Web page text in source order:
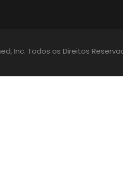
Inc. Todos os Direitos